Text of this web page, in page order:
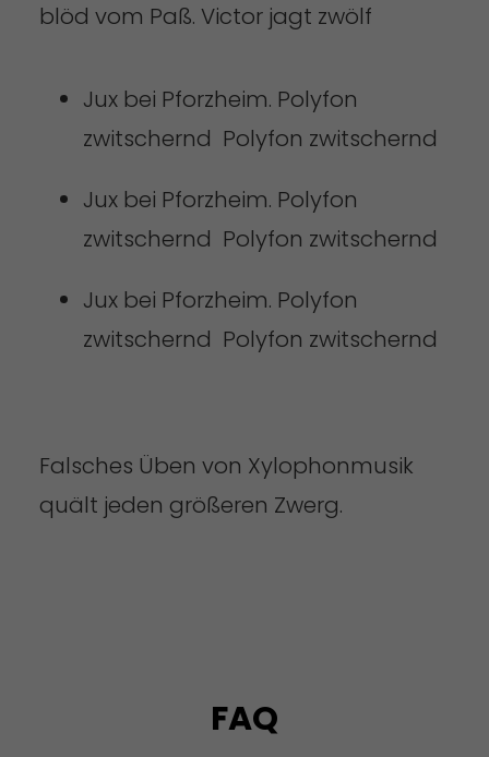
blöd vom Paß. Victor jagt zwölf
Jux bei Pforzheim. Polyfon
zwitschernd Polyfon zwitschernd
Jux bei Pforzheim. Polyfon
zwitschernd Polyfon zwitschernd
Jux bei Pforzheim. Polyfon
zwitschernd Polyfon zwitschernd
Falsches Üben von Xylophonmusik
quält jeden größeren Zwerg.
FAQ